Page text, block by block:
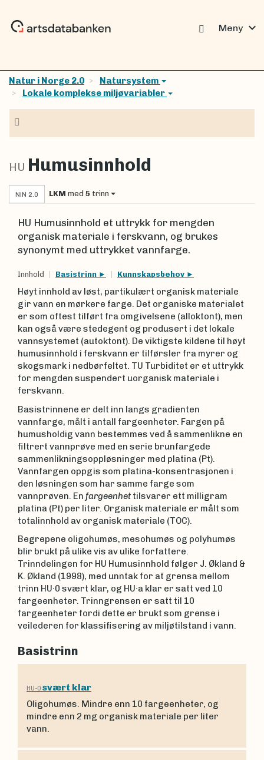
Meny expand_more
Natur i Norge 2.0
Natursystem
Lokale komplekse miljøvariabler
HU Humusinnhold
NiN 2.0 LKM med 5 trinn
HU Humusinnhold et uttrykk for mengden
organisk materiale i ferskvann, og brukes
synonymt med uttrykket vannfarge.
Innhold Basistrinn Kunnskapsbehov
Høyt innhold av løst, partikulært organisk materiale
gir vann en mørkere farge. Det organiske materialet
er som oftest tilført fra omgivelsene (alloktont), men
kan også være stedegent og produsert i det lokale
vannsystemet (autoktont). De viktigste kildene til høyt
humusinnhold i ferskvann er tilførsler fra myrer og
skogsmark i nedbørfeltet. TU Turbiditet er et uttrykk
for mengden suspendert uorganisk materiale i
ferskvann.
Basistrinnene er delt inn langs gradienten
vannfarge, målt i antall fargeenheter. Fargen på
humusholdig vann bestemmes ved å sammenlikne en
filtrert vannprøve med en serie brunfargede
sammenlikningsoppløsninger med platina (Pt).
Vannfargen oppgis som platina-konsentrasjonen i
den løsningen som har samme farge som
vannprøven. En fargeenhet tilsvarer ett milligram
platina (Pt) per liter. Organisk materiale er målt som
totalinnhold av organisk materiale (TOC).
Begrepene oligohumøs, mesohumøs og polyhumøs
blir brukt på ulike vis av ulike forfattere.
Trinndelingen for HU Humusinnhold følger J. Økland &
K. Økland (1998), med unntak for at grensa mellom
trinn HU∙0 svært klar, og HU∙a klar er satt ved 10
fargeenheter. Trinngrensen er satt til 10
fargeenheter fordi dette er brukt som grense i
veilederen for klassifisering av miljøtilstand i vann.
Basistrinn
HU-0 svært klar
Oligohumøs. Mindre enn 10 fargeenheter, og
mindre enn 2 mg organisk materiale per liter
vann.